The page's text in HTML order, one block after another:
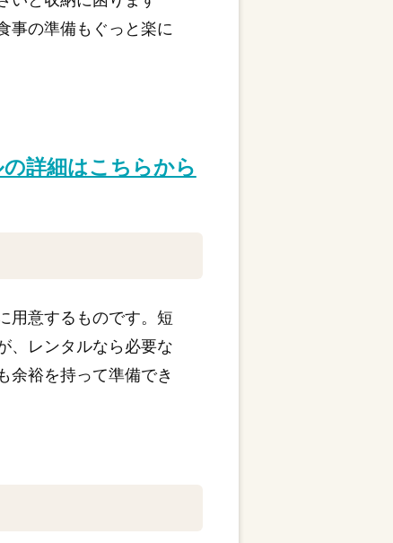
事の準備もぐっと楽に
詳細はこちらから
用意するものです。短
、レンタルなら必要な
余裕を持って準備でき